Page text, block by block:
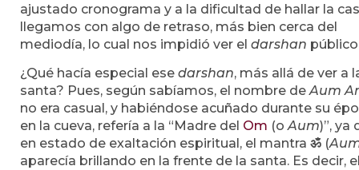
ajustado cronograma y a la dificultad de hallar la
llegamos con algo de retraso, más bien cerca del
mediodía, lo cual nos impidió ver el darshan
¿Qué hacía especial ese darshan, más allá de ver a
santa? Pues, según sabíamos, el nombre deAum
no era casual, y habiéndose acuñado durante su
en la cueva, refería a la “Madre del Om (oAum)”, ya
en estado de exaltación espiritual, el mantra ॐ (
aparecía brillando en la frente de la santa. Es decir,